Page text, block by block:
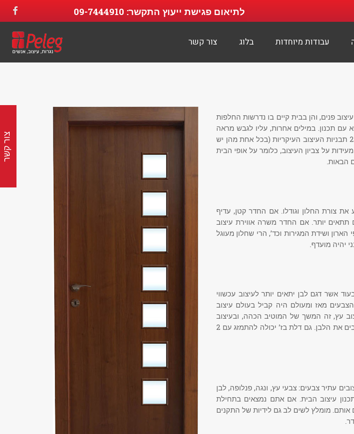
לתיאום פגישת ייעוץ התקשר: 09-7444910
עבודות מיוחדות בלוג צור קשר
פנים, והן בבית קיים בו נדרשות החלפות
תכנון. במילים אחרות, עליו לגבש מראה
דקורטיבי לבית שלו, ואז קביעת זהותה של הדלת נעשית בקלות יחסית. בבית מגורים, 2 תבניות העיצוב העיקריות (בכל אחת מהן יש
על צביון העיצוב, כלומר על אופי הבית
הבאות.
צורת החלון וגודלו. אם החדר קטן, עדיף
יותר. אם החדר משרה אווירת עיצוב
ושידת המגירות וכד’, הרי שחלון מעוגל
יהיה מועדף.
אשר דגם לבן יתאים יותר לעיצוב עכשווי
מודרני, הדלת האדומה תהיה רלוונטית יותר לבית עץ בצבע חום. שילוב 2 הצבעים מאז ומעולם היה קביל בעולם עיצוב
יכולה להתמזג עם 2 סוגי העיצוב: בעיצוב עץ, זה המשך של המוטיב הכהה, ובעיצוב
מודרני זה מייצר דקורציה חדה ואיכותית בזכות הניגודיות עם הגוונים הבהירים, הסובבים את הלבן. גם דלת בז’ יכולה להתמזג עם 2
עתיר צבעים: צבעי עץ, ונגה, פנלופה, לבן
עיצוב הבית. אם אתם נמצאים בתחילת
אותם. מומלץ לשים לב גם לידיות של התקנים
צור קשר